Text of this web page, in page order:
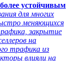
устойчивым
для многих
меняющихся
закрытие
на
трафика из
влияли на